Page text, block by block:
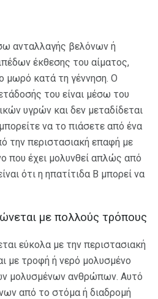
ανταλλαγής βελόνων ή
έκθεσης του αίματος,
μωρό κατά τη γέννηση. Ο
του είναι μέσω του
υγρών και δεν μεταδίδεται
να το πιάσετε από ένα
την περιστασιακή επαφή με
που έχει μολυνθεί απλώς από
ότι η ηπατίτιδα Β μπορεί να
με πολλούς τρόπους
εύκολα με την περιστασιακή
με τροφή ή νερό μολυσμένο
μολυσμένων ανθρώπων. Αυτό
από το στόμα ή διαδρομή